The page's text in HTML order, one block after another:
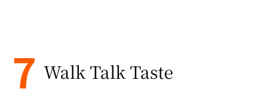
7 Walk Talk Taste